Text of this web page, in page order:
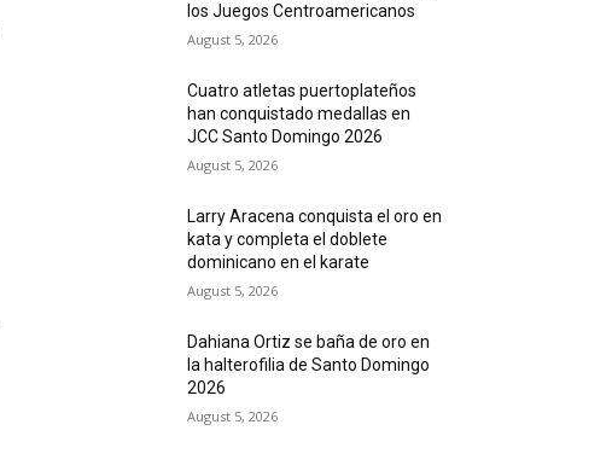
los Juegos Centroamericanos
August 5, 2026
Cuatro atletas puertoplateños
han conquistado medallas en
JCC Santo Domingo 2026
August 5, 2026
Larry Aracena conquista el oro en
kata y completa el doblete
dominicano en el karate
August 5, 2026
Dahiana Ortiz se baña de oro en
la halterofilia de Santo Domingo
2026
August 5, 2026